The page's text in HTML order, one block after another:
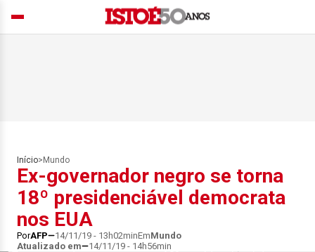
Início> Mundo
Ex-governador negro se torna
18º presidenciável democrata
nos EUA
PorAFP 14/11/19 - 13h02minEmMundo
Atualizado em
14/11/19 - 14h56min